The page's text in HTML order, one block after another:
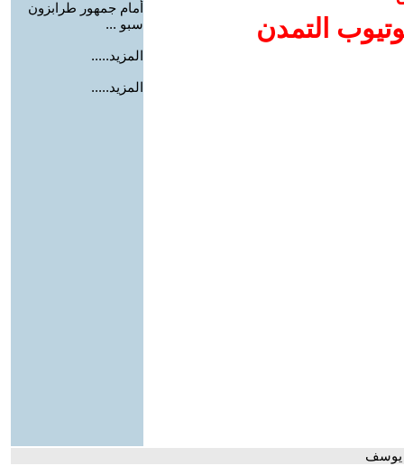
التمدن
أمام جمهور طرابزون
سبو ...
المزيد.....
المزيد.....
يوسف